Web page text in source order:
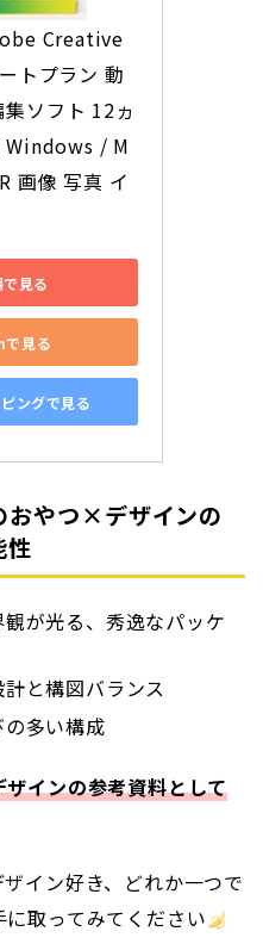
Creative
トプラン 動
ソフト 12ヵ
Windows / M
画像 写真 イ
見る
見る
ングで見る
おやつ×デザインの
性
が光る、秀逸なパッケ
と構図バランス
多い構成
ザインの参考資料として
イン好き、どれか一つで
取ってみてください